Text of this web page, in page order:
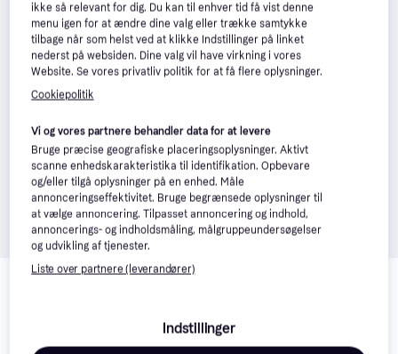
Relaterede produkter
ikke så relevant for dig. Du kan til enhver tid få vist denne
menu igen for at ændre dine valg eller trække samtykke
tilbage når som helst ved at klikke Indstillinger på linket
nederst på websiden. Dine valg vil have virkning i vores
Website. Se vores privatliv politik for at få flere oplysninger.
Cookiepolitik
Vi og vores partnere behandler data for at levere
Bruge præcise geografiske placeringsoplysninger. Aktivt
scanne enhedskarakteristika til identifikation. Opbevare
og/eller tilgå oplysninger på en enhed. Måle
annonceringseffektivitet. Bruge begrænsede oplysninger til
at vælge annoncering. Tilpasset annoncering og indhold,
annoncerings- og indholdsmåling, målgruppeundersøgelser
og udvikling af tjenester.
Liste over partnere (leverandører)
Indstillinger